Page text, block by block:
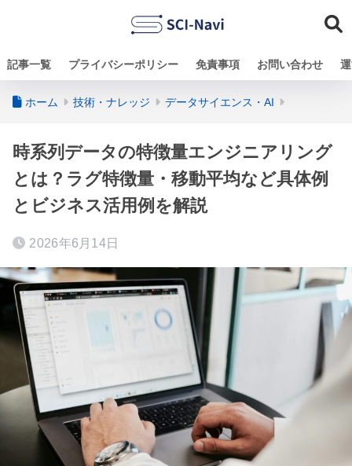
記事一覧 プライバシーポリシー 免責事項 お問い合わせ
ホーム 技術・ナレッジ データサイエンス・AI
時系列データの特徴量エンジニアリング
とは？ラグ特徴量・移動平均など具体例
とビジネス活用例を解説
2026年6月14日